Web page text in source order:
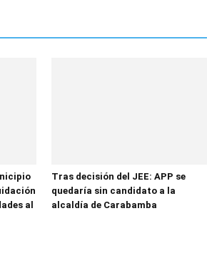
al
Tras decisión del JEE: APP se
quedaría sin candidato a la
alcaldía de Carabamba